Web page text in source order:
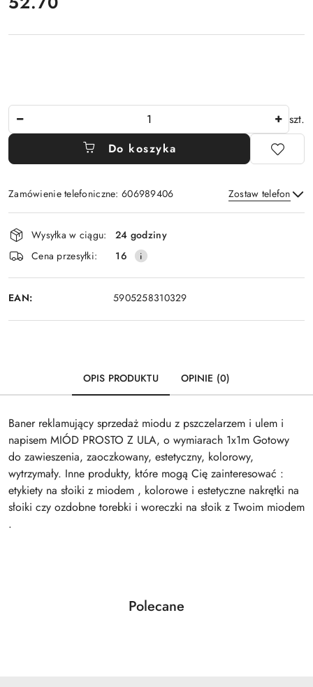
szt.
Do koszyka
Zamówienie telefoniczne: 606989406 Zostaw telefon
Wyślij
Dostępność
i
dostawa
Wysyłka w ciągu:
24 godziny
Cena przesyłki:
16
EAN: 5905258310329
OPIS PRODUKTU OPINIE (0)
Baner reklamujący sprzedaż miodu z pszczelarzem i ulem i
napisem MIÓD PROSTO Z ULA, o wymiarach 1x1m Gotowy
do zawieszenia, zaoczkowany, estetyczny, kolorowy,
wytrzymały. Inne produkty, które mogą Cię zainteresować :
etykiety na słoiki z miodem , kolorowe i estetyczne nakrętki na
słoiki czy ozdobne torebki i woreczki na słoik z Twoim miodem
.
Pomiń karuzelę produktów
Produkty
Polecane